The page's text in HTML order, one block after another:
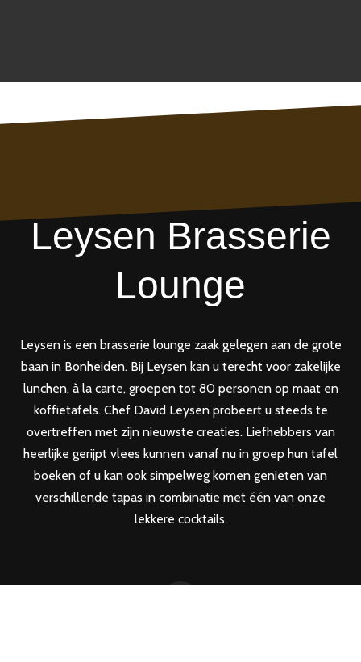
Leysen Brasserie
Lounge
Leysen is een brasserie lounge zaak gelegen aan de grote
baan in Bonheiden. Bij Leysen kan u terecht voor zakelijke
lunchen, à la carte, groepen tot 80 personen op maat en
koffietafels. Chef David Leysen probeert u steeds te
overtreffen met zijn nieuwste creaties. Liefhebbers van
heerlijke gerijpt vlees kunnen vanaf nu in groep hun tafel
boeken of u kan ook simpelweg komen genieten van
verschillende tapas in combinatie met één van onze
lekkere cocktails.